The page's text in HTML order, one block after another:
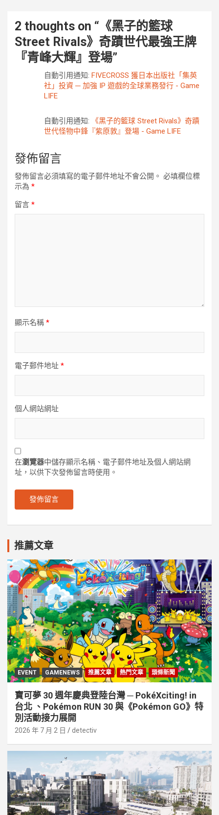
2 thoughts on “ 《黑子的籃球
Street Rivals》奇蹟世代最強王牌
『青峰大輝』登場”
自動引用通知: FIVECROSS 獲日本出版社「集英
社」投資 ─ 加強 IP 遊戲的全球業務發行 - Game
LIFE
自動引用通知:
《黑子的籃球 Street Rivals》奇蹟
世代怪物中鋒『紫原敦』登場 - Game LIFE
發佈留言
發佈留言必須填寫的電子郵件地址不會公開。 必填欄位標
示為 *
留言 *
顯示名稱 *
電子郵件地址 *
個人網站網址
在瀏覽器中儲存顯示名稱、電子郵件地址及個人網站網
址，以供下次發佈留言時使用。
推薦文章
EVENT GAMENEWS 推薦文章 熱門文章 頭條新聞
寶可夢 30 週年慶典登陸台灣 ─ PokéXciting! in
台北 、Pokémon RUN 30 與《Pokémon GO》特
別活動接⼒展開
2026 年 7 月 2 日 detectiv